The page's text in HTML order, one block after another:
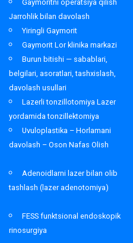
Gaymoritni operatsiya qilish
Jarrohlik bilan davolash
Yiringli Gaymorit
Gaymorit Lor klinika markazi
Burun bitishi — sabablari,
belgilari, asoratlari, tashxislash,
davolash usullari
Lazerli tonzillotomiya Lazer
yordamida tonzillektomiya
Uvuloplastika – Horlamani
davolash – Oson Nafas Olish
Adenoidlarni lazer bilan olib
tashlash (lazer adenotomiya)
FESS funktsional endoskopik
rinosurgiya